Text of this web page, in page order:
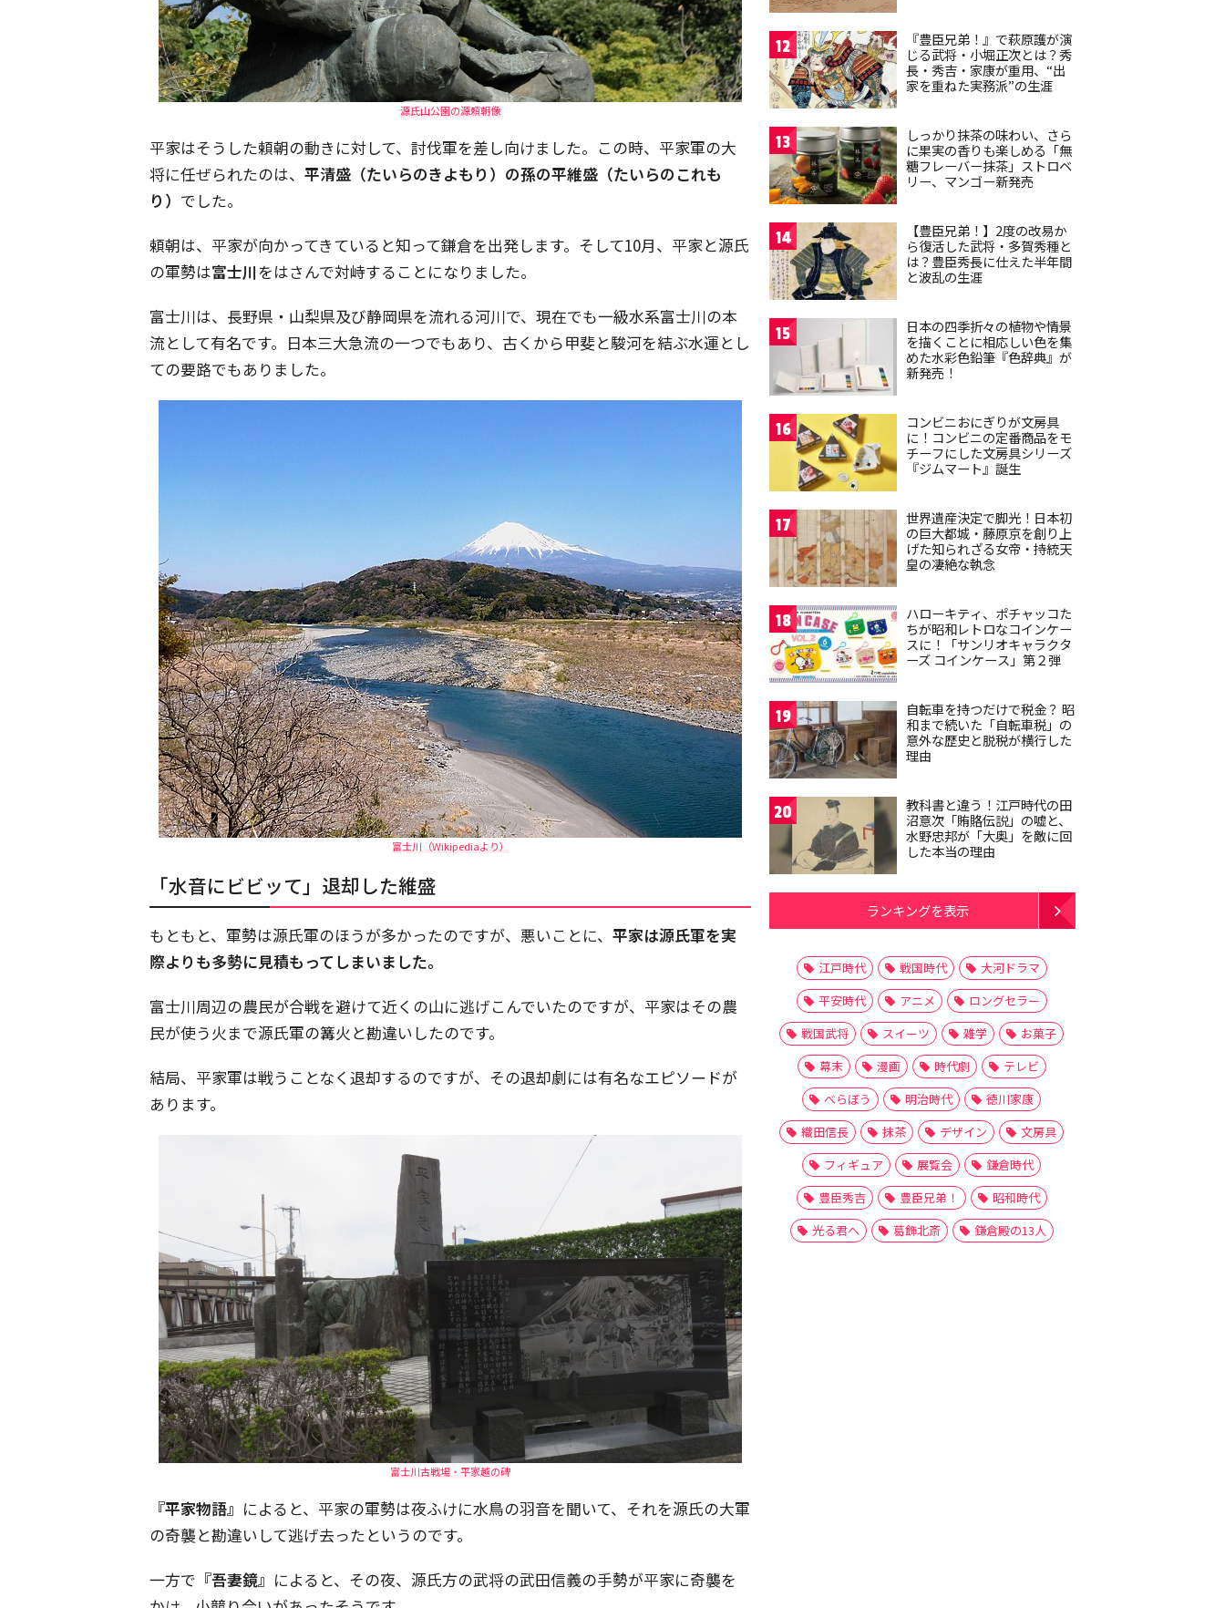
源氏山公園の源頼朝像
平家はそうした頼朝の動きに対して、討伐軍を差し向けました。この時、平家軍の大
将に任ぜられたのは、 平清盛（たいらのきよもり）の孫の平維盛（たいらのこれも
り） でした。
頼朝は、平家が向かってきていると知って鎌倉を出発します。そして10月、平家と源氏
の軍勢は富士川をはさんで対峙することになりました。
富士川は、長野県・山梨県及び静岡県を流れる河川で、現在でも一級水系富士川の本
流として有名です。日本三大急流の一つでもあり、古くから甲斐と駿河を結ぶ水運とし
ての要路でもありました。
富士川（Wikipediaより）
「水音にビビッて」退却した維盛
もともと、軍勢は源氏軍のほうが多かったのですが、悪いことに、 平家は源氏軍を実
際よりも多勢に見積もってしまいました。
富士川周辺の農民が合戦を避けて近くの山に逃げこんでいたのですが、平家はその農
民が使う火まで源氏軍の篝火と勘違いしたのです。
結局、平家軍は戦うことなく退却するのですが、その退却劇には有名なエピソードが
あります。
富士川古戦場・平家越の碑
『平家物語』 によると、平家の軍勢は夜ふけに水鳥の羽音を聞いて、それを源氏の大軍
の奇襲と勘違いして逃げ去ったというのです。
一方で 『吾妻鏡』 によると、その夜、源氏方の武将の武田信義の手勢が平家に奇襲を
12
『豊臣兄弟！』で萩原護が演
じる武将・小堀正次とは？秀
長・秀吉・家康が重用、“出
家を重ねた実務派”の生涯
13
しっかり抹茶の味わい、さら
に果実の香りも楽しめる「無
糖フレーバー抹茶」ストロベ
リー、マンゴー新発売
14
【豊臣兄弟！】2度の改易か
ら復活した武将・多賀秀種と
は？豊臣秀長に仕えた半年間
と波乱の生涯
15
日本の四季折々の植物や情景
を描くことに相応しい色を集
めた水彩色鉛筆『色辞典』が
新発売！
16
コンビニおにぎりが文房具
に！コンビニの定番商品をモ
チーフにした文房具シリーズ
『ジムマート』誕生
17
世界遺産決定で脚光！日本初
の巨大都城・藤原京を創り上
げた知られざる女帝・持統天
皇の凄絶な執念
18
ハローキティ、ポチャッコた
ちが昭和レトロなコインケー
スに！「サンリオキャラクタ
ーズ コインケース」第２弾
19
自転車を持つだけで税金？ 昭
和まで続いた「自転車税」の
意外な歴史と脱税が横行した
理由
20
教科書と違う！江戸時代の田
沼意次「賄賂伝説」の嘘と、
水野忠邦が「大奥」を敵に回
した本当の理由
ランキングを表示
江戸時代 戦国時代
大河ドラマ
平安時代
アニメ
ロングセラー
戦国武将
スイーツ 雑学
お菓子
幕末
漫画 時代劇
テレビ
べらぼう
明治時代
徳川家康
織田信長
抹茶 デザイン
文房具
フィギュア
展覧会
鎌倉時代
豊臣秀吉
豊臣兄弟！
昭和時代
光る君へ
葛飾北斎 鎌倉殿の13人